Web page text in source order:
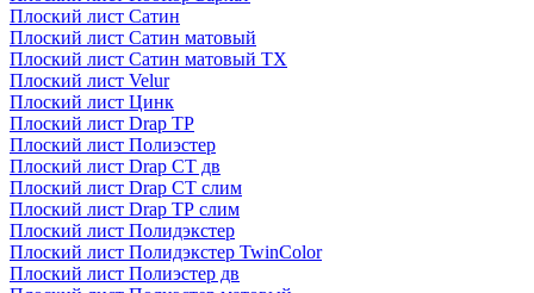
Плоский лист Сатин
Плоский лист Сатин матовый
Плоский лист Сатин матовый TX
Плоский лист Velur
Плоский лист Цинк
Плоский лист Drap ТР
Плоский лист Полиэстер
Плоский лист Drap СТ дв
Плоский лист Drap СТ слим
Плоский лист Drap ТР слим
Плоский лист Полидэкстер
Плоский лист Полидэкстер TwinColor
Плоский лист Полиэстер дв